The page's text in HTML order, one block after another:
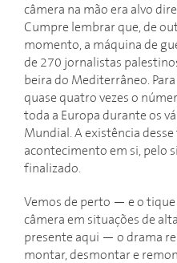
câmera na mão era alvo
Cumpre lembrar que, de
momento, a máquina de
de 270 jornalistas
beira do Mediterrâneo.
quase quatro vezes o
toda a Europa durante os
Mundial. A existência
acontecimento em si, pelo
finalizado.
Vemos de perto — e o
câmera em situações de
presente aqui — o drama
montar, desmontar e